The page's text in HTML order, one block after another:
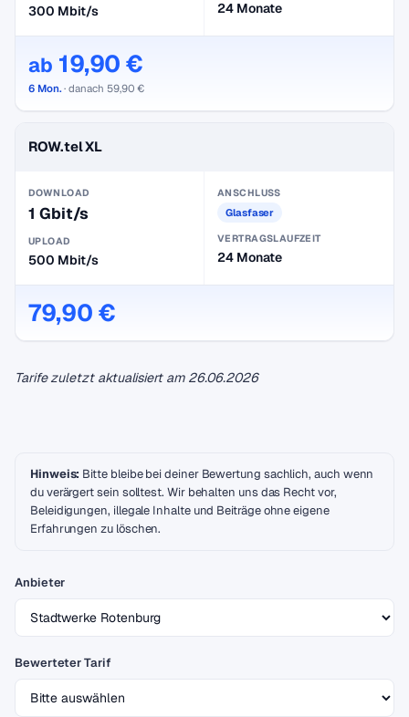
300 Mbit/s 24 Monate
ab 19,90 €
6 Mon.· danach 59,90 €
ROW.tel XL
DOWNLOAD
1 Gbit/s
UPLOAD
500 Mbit/s
ANSCHLUSS
Glasfaser
VERTRAGSLAUFZEIT
24 Monate
79,90 €
Tarife zuletzt aktualisiert am 26.06.2026
Hinweis: Bitte bleibe bei deiner Bewertung sachlich, auch wenn
du verärgert sein solltest. Wir behalten uns das Recht vor,
Beleidigungen, illegale Inhalte und Beiträge ohne eigene
Erfahrungen zu löschen.
Anbieter
Bewerteter Tarif